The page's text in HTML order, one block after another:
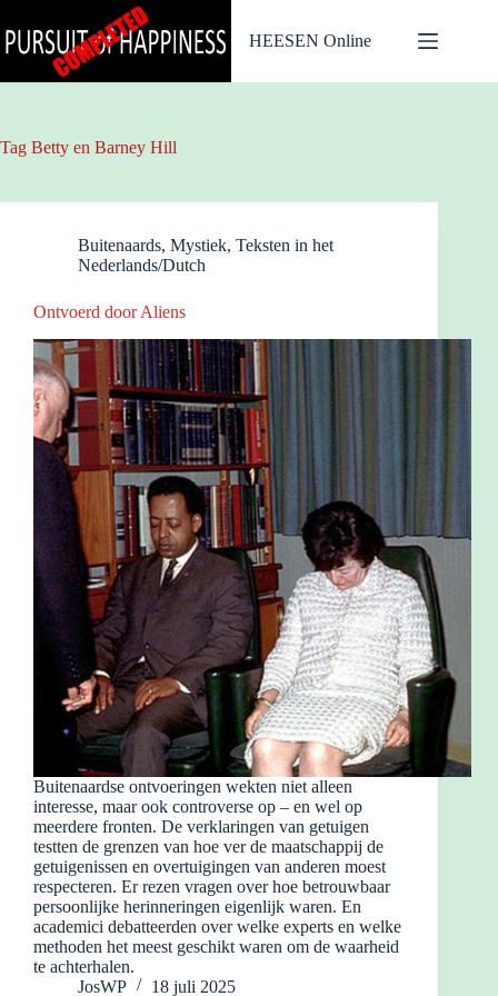
naar
de
HEESEN Online
Tag Betty en Barney Hill
Buitenaards, Mystiek, Teksten in het
Nederlands/Dutch
Ontvoerd door Aliens
Buitenaardse ontvoeringen wekten niet alleen
interesse, maar ook controverse op – en wel op
meerdere fronten. De verklaringen van getuigen
testten de grenzen van hoe ver de maatschappij de
getuigenissen en overtuigingen van anderen moest
respecteren. Er rezen vragen over hoe betrouwbaar
persoonlijke herinneringen eigenlijk waren. En
academici debatteerden over welke experts en welke
methoden het meest geschikt waren om de waarheid
te achterhalen.
JosWP
18 juli 2025